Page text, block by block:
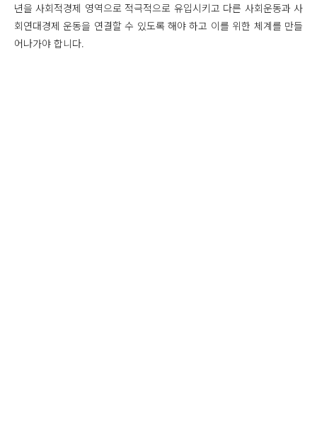
년을 사회적경제 영역으로 적극적으로 유입시키고 다른 사회운동과 사
회연대경제 운동을 연결할 수 있도록 해야 하고 이를 위한 체계를 만들
어나가야 합니다.